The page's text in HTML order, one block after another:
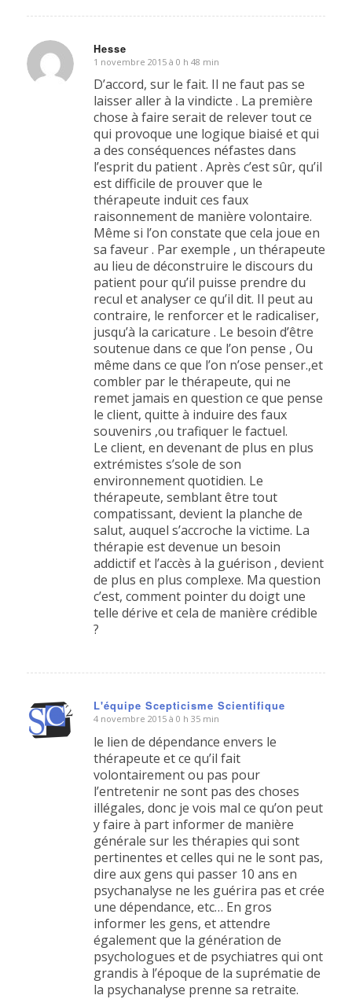
Hesse
dit
:
1 novembre 2015 à 0 h 48 min
D’accord, sur le fait. Il ne faut pas se
laisser aller à la vindicte . La première
chose à faire serait de relever tout ce
qui provoque une logique biaisé et qui
a des conséquences néfastes dans
l’esprit du patient . Après c’est sûr, qu’il
est difficile de prouver que le
thérapeute induit ces faux
raisonnement de manière volontaire.
Même si l’on constate que cela joue en
sa faveur . Par exemple , un thérapeute
au lieu de déconstruire le discours du
patient pour qu’il puisse prendre du
recul et analyser ce qu’il dit. Il peut au
contraire, le renforcer et le radicaliser,
jusqu’à la caricature . Le besoin d’être
soutenue dans ce que l’on pense , Ou
même dans ce que l’on n’ose penser.,et
combler par le thérapeute, qui ne
remet jamais en question ce que pense
le client, quitte à induire des faux
souvenirs ,ou trafiquer le factuel.
Le client, en devenant de plus en plus
extrémistes s’sole de son
environnement quotidien. Le
thérapeute, semblant être tout
compatissant, devient la planche de
salut, auquel s’accroche la victime. La
thérapie est devenue un besoin
addictif et l’accès à la guérison , devient
de plus en plus complexe. Ma question
c’est, comment pointer du doigt une
telle dérive et cela de manière crédible
?
L'équipe Scepticisme Scientifique
dit
:
4 novembre 2015 à 0 h 35 min
le lien de dépendance envers le
thérapeute et ce qu’il fait
volontairement ou pas pour
l’entretenir ne sont pas des choses
illégales, donc je vois mal ce qu’on peut
y faire à part informer de manière
générale sur les thérapies qui sont
pertinentes et celles qui ne le sont pas,
dire aux gens qui passer 10 ans en
psychanalyse ne les guérira pas et crée
une dépendance, etc… En gros
informer les gens, et attendre
également que la génération de
psychologues et de psychiatres qui ont
grandis à l’époque de la suprématie de
la psychanalyse prenne sa retraite.